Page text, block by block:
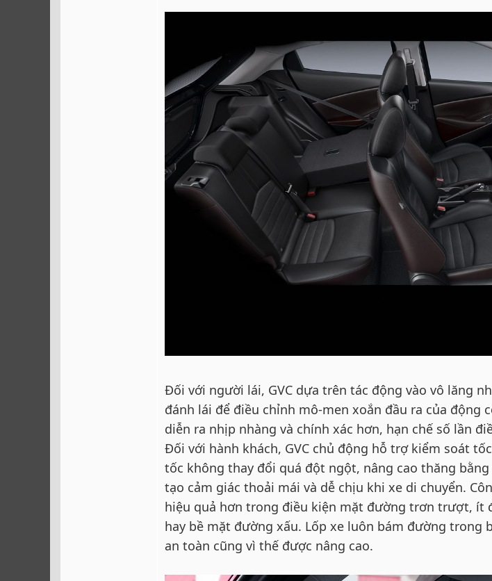
Đối với người lái, GVC dựa trên tác động vào vô lăng
đánh lái để điều chỉnh mô-men xoắn đầu ra của động
diễn ra nhịp nhàng và chính xác hơn, hạn chế số lần
Đối với hành khách, GVC chủ động hỗ trợ kiểm soát
tốc không thay đổi quá đột ngột, nâng cao thăng
tạo cảm giác thoải mái và dễ chịu khi xe di chuyển.
hiệu quả hơn trong điều kiện mặt đường trơn trượt, ít
hay bề mặt đường xấu. Lốp xe luôn bám đường trong
an toàn cũng vì thế được nâng cao.